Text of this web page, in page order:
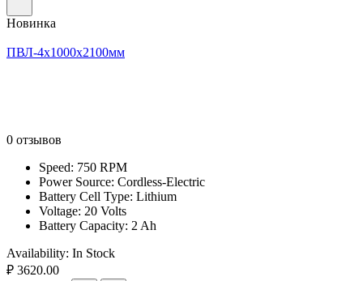
Новинка
ПВЛ-4х1000х2100мм
0 отзывов
Speed: 750 RPM
Power Source: Cordless-Electric
Battery Cell Type: Lithium
Voltage: 20 Volts
Battery Capacity: 2 Ah
Availability: In Stock
₽ 3620.00